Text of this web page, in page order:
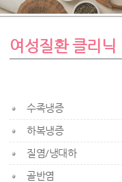
여성질환 클리닉
수족냉증
하복냉증
질염/냉대하
골반염